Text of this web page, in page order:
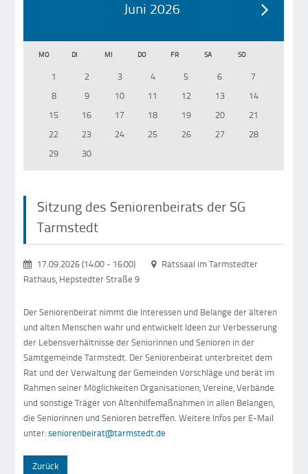
Juni 2026
MO DI MI DO FR SA SO
1 2 3 4 5 6
7
8
9 10 11 12 13
14
15
16 17 18 19 20
21
22
23 24 25 26 27
28
29
30
Sitzung des Seniorenbeirats der SG
Tarmstedt
17.09.2026 (14:00- 16:00)
Ratssaal im Tarmstedter
Rathaus, Hepstedter Straße 9
Der Seniorenbeirat nimmt die Interessen und Belange der älteren
und alten Menschen wahr und entwickelt Ideen zur Verbesserung
der Lebensverhältnisse der Seniorinnen und Senioren in der
Samtgemeinde Tarmstedt. Der Seniorenbeirat unterbreitet dem
Rat und der Verwaltung der Gemeinden Vorschläge und berät im
Rahmen seiner Möglichkeiten Organisationen, Vereine, Verbände
und sonstige Träger von Altenhilfemaßnahmen in allen Belangen,
die Seniorinnen und Senioren betreffen. Weitere Infos per E-Mail
unter:seniorenbeirat@tarmstedt.de
Zurück